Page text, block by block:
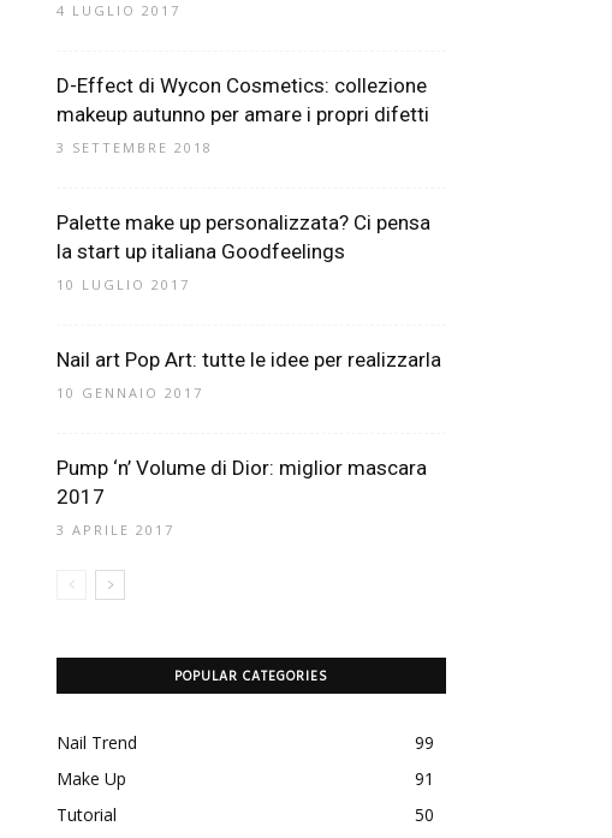
4 LUGLIO 2017
D-Effect di Wycon Cosmetics: collezione
makeup autunno per amare i propri difetti
3 SETTEMBRE 2018
Palette make up personalizzata? Ci pensa
la start up italiana Goodfeelings
10 LUGLIO 2017
Nail art Pop Art: tutte le idee per realizzarla
10 GENNAIO 2017
Pump ‘n’ Volume di Dior: miglior mascara
2017
3 APRILE 2017
POPULAR CATEGORIES
Nail Trend
99
Make Up
91
Tutorial
50